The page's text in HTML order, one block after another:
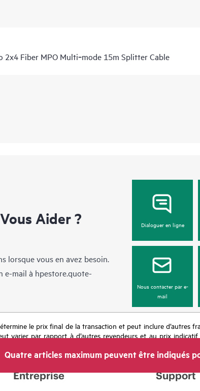
Fiber MPO Multi‑mode 15m Splitter Cable
Aider ?
lorsque vous en avez besoin.
e-mail à hpestore.quote-
Dialoguer en ligne
Nous contacter par e-
mail
le prix final de la transaction et peut inclure d’autres
varier par rapport à d’autres revendeurs et au prix
période de promotion et des erreurs dans les publicités.
Quatre articles maximum peuvent être indiqués
Entreprise Support